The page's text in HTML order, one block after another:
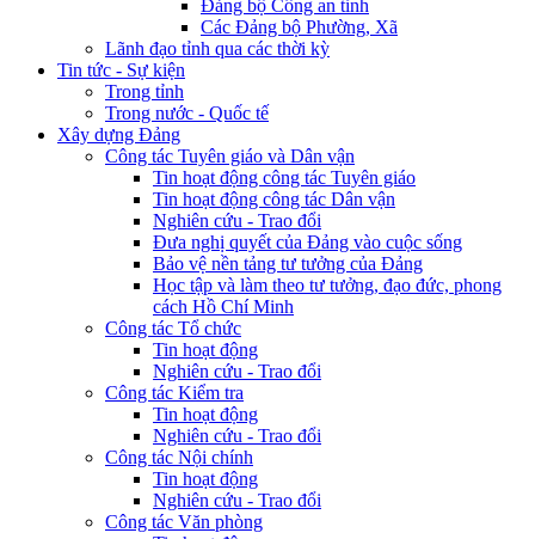
Đảng bộ Công an tỉnh
Các Đảng bộ Phường, Xã
Lãnh đạo tỉnh qua các thời kỳ
Tin tức - Sự kiện
Trong tỉnh
Trong nước - Quốc tế
Xây dựng Đảng
Công tác Tuyên giáo và Dân vận
Tin hoạt động công tác Tuyên giáo
Tin hoạt động công tác Dân vận
Nghiên cứu - Trao đổi
Đưa nghị quyết của Đảng vào cuộc sống
Bảo vệ nền tảng tư tưởng của Đảng
Học tập và làm theo tư tưởng, đạo đức, phong
cách Hồ Chí Minh
Công tác Tổ chức
Tin hoạt động
Nghiên cứu - Trao đổi
Công tác Kiểm tra
Tin hoạt động
Nghiên cứu - Trao đổi
Công tác Nội chính
Tin hoạt động
Nghiên cứu - Trao đổi
Công tác Văn phòng